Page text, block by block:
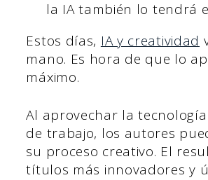
la IA también lo tendrá
Estos días, IA y creatividad
mano. Es hora de que lo
máximo.
Al aprovechar la
de trabajo, los autores
su proceso creativo. El
títulos más innovadores y